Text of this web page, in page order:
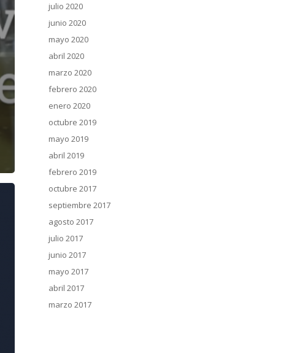
julio 2020
junio 2020
mayo 2020
abril 2020
marzo 2020
febrero 2020
enero 2020
octubre 2019
mayo 2019
abril 2019
febrero 2019
octubre 2017
septiembre 2017
agosto 2017
julio 2017
junio 2017
mayo 2017
abril 2017
marzo 2017